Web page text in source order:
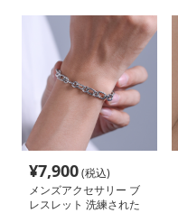
¥7,900(税込)
メンズアクセサリー ブ
レスレット 洗練された